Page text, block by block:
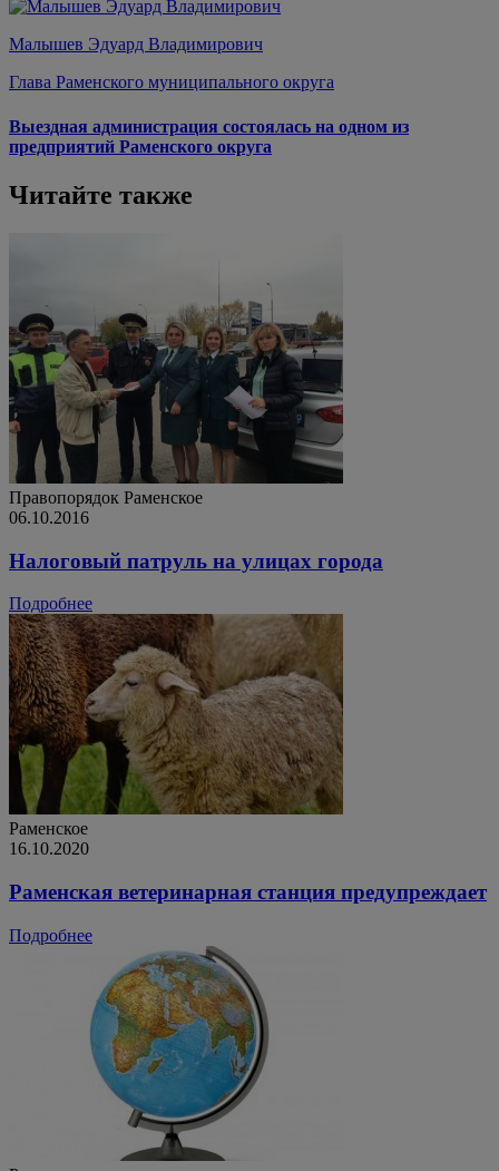
Малышев Эдуард Владимирович
Глава Раменского муниципального округа
Выездная администрация состоялась на одном из
предприятий Раменского округа
Читайте также
Правопорядок Раменское
06.10.2016
Налоговый патруль на улицах города
Подробнее
Раменское
16.10.2020
Раменская ветеринарная станция предупреждает
Подробнее